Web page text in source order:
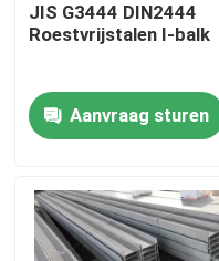
Huis
Videos
JIS G3444 DIN2444
Roestvrijstalen I-balk
Aanvraag sturen